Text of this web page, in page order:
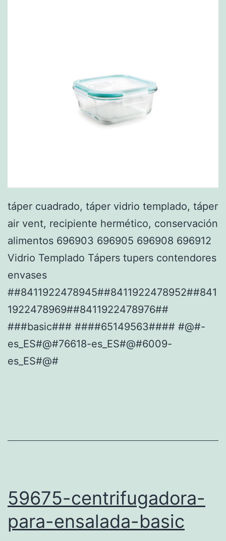
táper cuadrado, táper vidrio templado, táper
air vent, recipiente hermético, conservación
alimentos 696903 696905 696908 696912
Vidrio Templado Tápers tupers contendores
envases
##8411922478945##8411922478952##841
1922478969##8411922478976##
###basic### ####65149563#### #@#-
es_ES#@#76618-es_ES#@#6009-
es_ES#@#
59675-centrifugadora-
para-ensalada-basic